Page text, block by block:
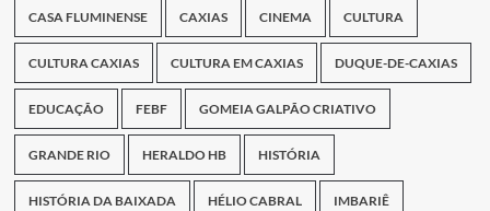
CASA FLUMINENSE CAXIAS CINEMA CULTURA
CULTURA CAXIAS CULTURA EM CAXIAS DUQUE-DE-CAXIAS
EDUCAÇÃO FEBF GOMEIA GALPÃO CRIATIVO
GRANDE RIO HERALDO HB HISTÓRIA
HISTÓRIA DA BAIXADA HÉLIO CABRAL IMBARIÊ